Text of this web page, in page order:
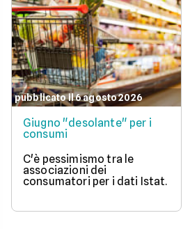
pubblicato il 6 agosto 2026
Giugno "desolante" per i
consumi
C'è pessimismo tra le
associazioni dei
consumatori per i dati Istat.